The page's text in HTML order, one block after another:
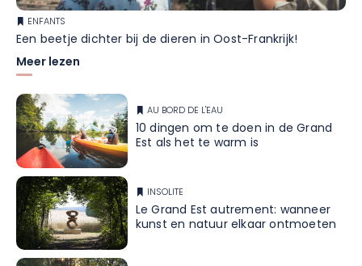
ENFANTS
Een beetje dichter bij de dieren in Oost-Frankrijk!
Meer lezen
AU BORD DE L'EAU
10 dingen om te doen in de Grand
Est als het te warm is
INSOLITE
Le Grand Est autrement: wanneer
kunst en natuur elkaar ontmoeten